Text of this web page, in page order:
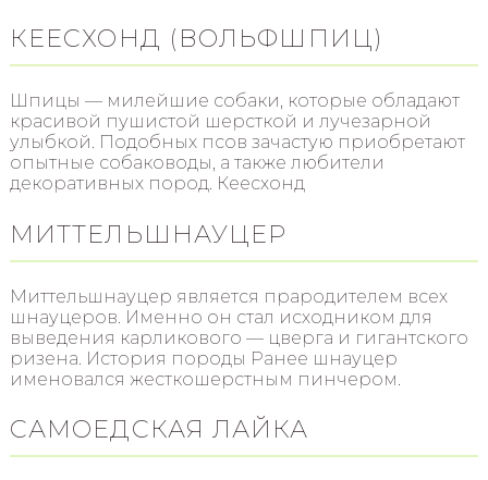
КЕЕСХОНД (ВОЛЬФШПИЦ)
Шпицы — милейшие собаки, которые обладают
красивой пушистой шерсткой и лучезарной
улыбкой. Подобных псов зачастую приобретают
опытные собаководы, а также любители
декоративных пород. Кеесхонд
МИТТЕЛЬШНАУЦЕР
Миттельшнауцер является прародителем всех
шнауцеров. Именно он стал исходником для
выведения карликового — цверга и гигантского
ризена. История породы Ранее шнауцер
именовался жесткошерстным пинчером.
САМОЕДСКАЯ ЛАЙКА